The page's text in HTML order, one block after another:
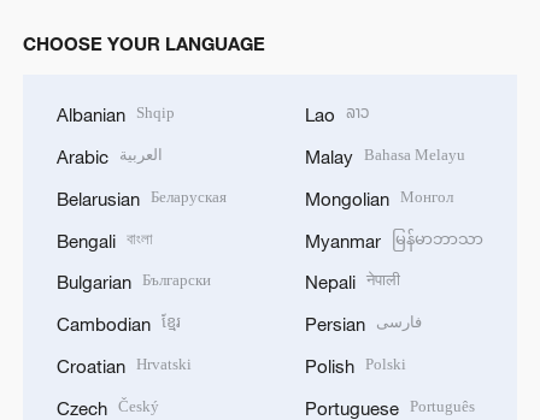
CHOOSE YOUR LANGUAGE
Albanian Shqip
Arabic العربية
Belarusian Беларуская
Bengali বাংলা
Bulgarian Български
Cambodian ខ្មែរ
Croatian Hrvatski
Czech Český
Lao ລາວ
Malay Bahasa Melayu
Mongolian Монгол
Myanmar မြန်မာဘာသာ
Nepali नेपाली
Persian فارسی
Polish Polski
Portuguese Português